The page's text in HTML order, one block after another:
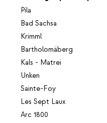
Pila
Bad Sachsa
Krimml
Bartholomäberg
Kals - Matrei
Unken
Sainte-Foy
Les Sept Laux
Arc 1800